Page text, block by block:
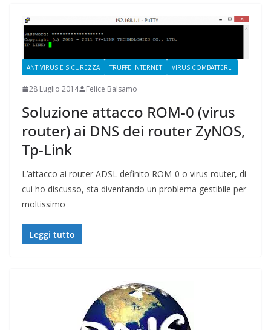
ANTIVIRUS E SICUREZZA TRUFFE INTERNET VIRUS COMBATTERLI
28 Luglio 2014 Felice Balsamo
Soluzione attacco ROM-0 (virus
router) ai DNS dei router ZyNOS,
Tp-Link
L’attacco ai router ADSL definito ROM-0 o virus router, di
cui ho discusso, sta diventando un problema gestibile per
moltissimo
Leggi tutto